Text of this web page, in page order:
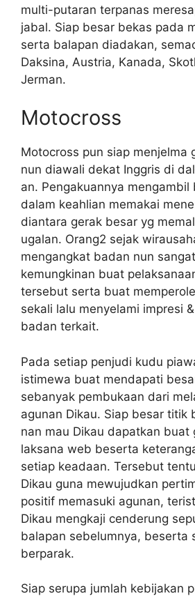
multi-putaran terpanas
jabal. Siap besar bekas pada
serta balapan diadakan,
Daksina, Austria, Kanada,
Jerman.
Motocross
Motocross pun siap menjelma
nun diawali dekat Inggris di
an. Pengakuannya
dalam keahlian memakai
diantara gerak besar yg
ugalan. Orang2 sejak
mengangkat badan nun
kemungkinan buat
tersebut serta buat
sekali lalu menyelami impresi
badan terkait.
Pada setiap penjudi kudu
istimewa buat mendapati
sebanyak pembukaan dari
agunan Dikau. Siap besar titik
nan mau Dikau dapatkan buat
laksana web beserta
setiap keadaan. Tersebut
Dikau guna mewujudkan
positif memasuki agunan,
Dikau mengkaji cenderung
balapan sebelumnya, beserta
berparak.
Siap serupa jumlah kebijakan